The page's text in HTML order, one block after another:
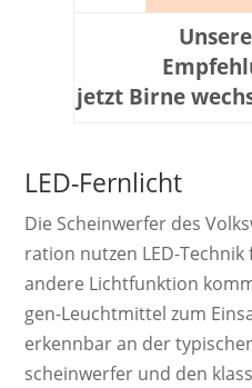
jetzt Birne
LED-Fernlicht
Die Schein­werf­er des
ra­ti­on nutzen LED-
andere Licht­funk­tion
gen-Leucht­mittel zum
er­kenn­bar an der
schein­werfer und den